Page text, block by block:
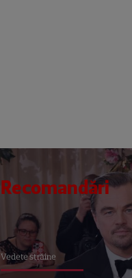
Recomandări
Vedete străine